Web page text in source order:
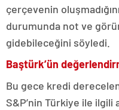
çerçevenin
durumunda not ve
gidebileceğini söyledi.
Baştürk’ün
Bu gece kredi
S&P’nin Türkiye ile ilgili